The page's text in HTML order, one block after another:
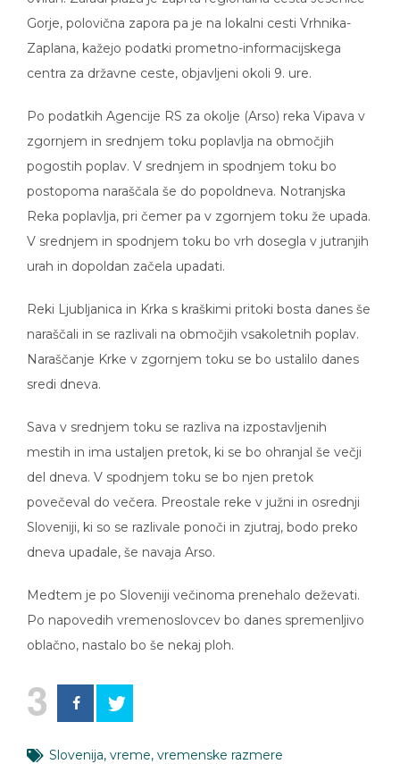
Gorje, polovična zapora pa je na lokalni cesti Vrhnika-
Zaplana, kažejo podatki prometno-informacijskega
centra za državne ceste, objavljeni okoli 9. ure.
Po podatkih Agencije RS za okolje (Arso) reka Vipava v
zgornjem in srednjem toku poplavlja na območjih
pogostih poplav. V srednjem in spodnjem toku bo
postopoma naraščala še do popoldneva. Notranjska
Reka poplavlja, pri čemer pa v zgornjem toku že upada.
V srednjem in spodnjem toku bo vrh dosegla v jutranjih
urah in dopoldan začela upadati.
Reki Ljubljanica in Krka s kraškimi pritoki bosta danes še
naraščali in se razlivali na območjih vsakoletnih poplav.
Naraščanje Krke v zgornjem toku se bo ustalilo danes
sredi dneva.
Sava v srednjem toku se razliva na izpostavljenih
mestih in ima ustaljen pretok, ki se bo ohranjal še večji
del dneva. V spodnjem toku se bo njen pretok
povečeval do večera. Preostale reke v južni in osrednji
Sloveniji, ki so se razlivale ponoči in zjutraj, bodo preko
dneva upadale, še navaja Arso.
Medtem je po Sloveniji večinoma prenehalo deževati.
Po napovedih vremenoslovcev bo danes spremenljivo
oblačno, nastalo bo še nekaj ploh.
3
Slovenija, vreme, vremenske razmere